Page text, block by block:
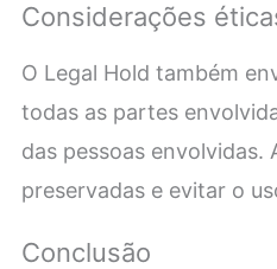
Considerações
O Legal Hold também
todas as partes
das pessoas
preservadas e evitar o
Conclusão